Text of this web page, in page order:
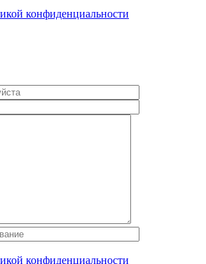
конфиденциальности
конфиденциальности